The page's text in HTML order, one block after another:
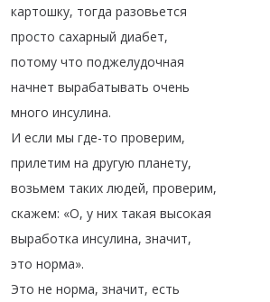
картошку, тогда разовьется
просто сахарный диабет,
потому что поджелудочная
начнет вырабатывать очень
много инсулина.
И если мы где-то проверим,
прилетим на другую планету,
возьмем таких людей, проверим,
скажем: «О, у них такая высокая
выработка инсулина, значит,
это норма».
Это не норма, значит, есть